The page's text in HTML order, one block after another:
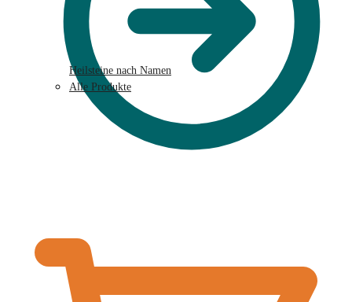
Heilsteine nach Namen
Alle Produkte